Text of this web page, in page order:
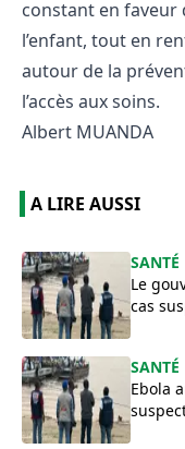
constant en faveur
l’enfant, tout en
autour de la
l’accès aux soins.
Albert MUANDA
A LIRE AUSSI
SANTÉ
Le
cas
SANTÉ
Ebola